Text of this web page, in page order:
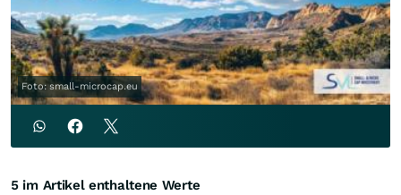
Foto: small-microcap.eu
5 im Artikel enthaltene Werte